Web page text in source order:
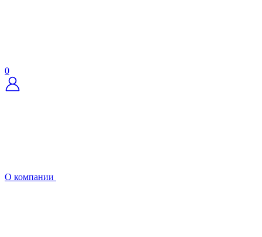
0
О компании